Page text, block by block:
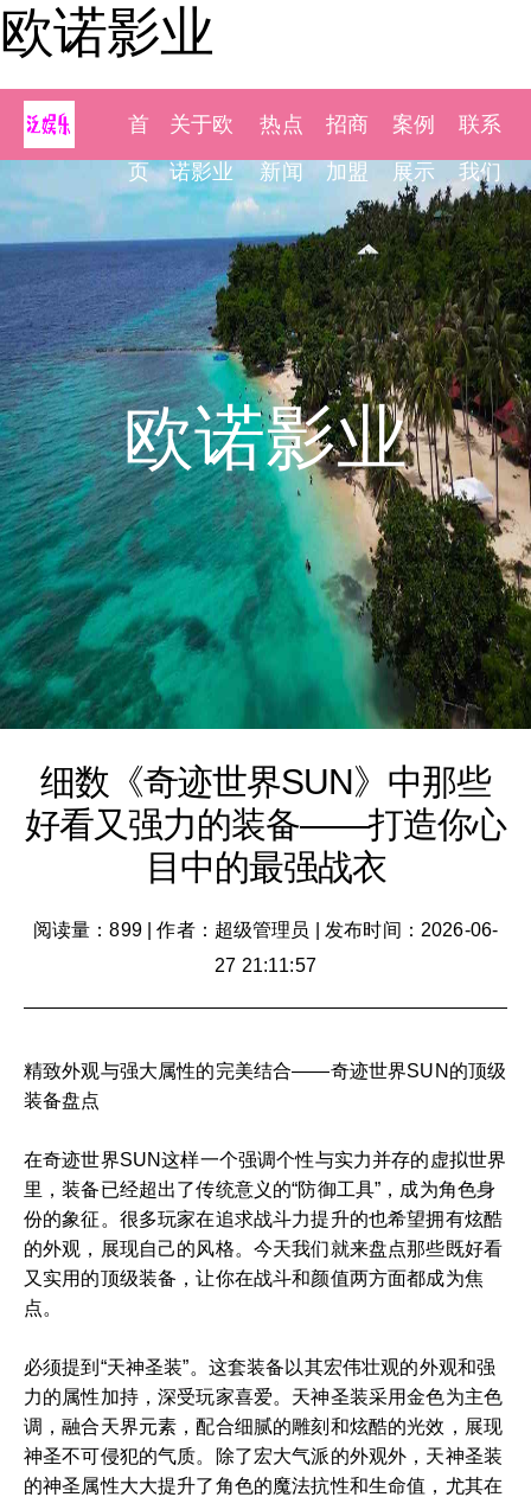
欧诺影业
首
页
关于欧
诺影业
热点
新闻
招商
加盟
案例
展示
联系
我们
欧诺影业
细数《奇迹世界SUN》中那些
好看又强力的装备——打造你心
目中的最强战衣
阅读量：899|作者：超级管理员
发布时间：2026-06-
27 21:11:57
精致外观与强大属性的完美结合——奇迹世界SUN的顶级
装备盘点
在奇迹世界SUN这样一个强调个性与实力并存的虚拟世界
里，装备已经超出了传统意义的“防御工具”，成为角色身
份的象征。很多玩家在追求战斗力提升的也希望拥有炫酷
的外观，展现自己的风格。今天我们就来盘点那些既好看
又实用的顶级装备，让你在战斗和颜值两方面都成为焦
点。
必须提到“天神圣装”。这套装备以其宏伟壮观的外观和强
力的属性加持，深受玩家喜爱。天神圣装采用金色为主色
调，融合天界元素，配合细腻的雕刻和炫酷的光效，展现
神圣不可侵犯的气质。除了宏大气派的外观外，天神圣装
的神圣属性大大提升了角色的魔法抗性和生命值，尤其在